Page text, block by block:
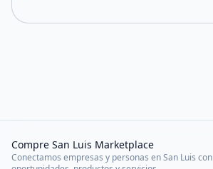
Compre San Luis Marketplace
Conectamos empresas y personas en San Luis con